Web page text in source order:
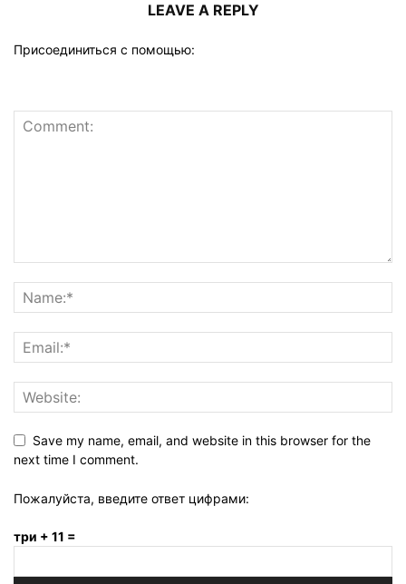
LEAVE A REPLY
Присоединиться с помощью:
Save my name, email, and website in this browser for the
next time I comment.
Пожалуйста, введите ответ цифрами:
три + 11 =